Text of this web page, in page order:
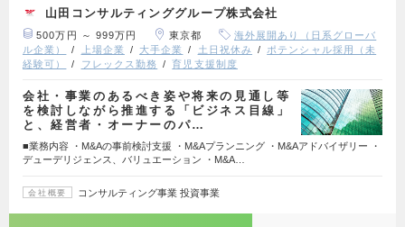
山田コンサルティンググループ株式会社
500万円 ～ 999万円 東京都
海外展開あり（日系グローバ
ル企業）
上場企業 大手企業 土日祝休み
ポテンシャル採用（未
経験可）
フレックス勤務 育児支援制度
会社・事業のあるべき姿や将来の見通し等
を検討しながら推進する「ビジネス目線」
と、経営者・オーナーのパ…
■業務内容 ・M&Aの事前検討支援 ・M&Aプランニング ・M&Aアドバイザリー ・
デューデリジェンス、バリュエーション ・M&A…
会社概要 コンサルティング事業 投資事業